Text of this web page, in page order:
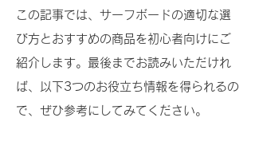
この記事では、サーフボードの適切な選
び方とおすすめの商品を初心者向けにご
紹介します。最後までお読みいただけれ
ば、以下3つのお役立ち情報を得られるの
で、ぜひ参考にしてみてください。